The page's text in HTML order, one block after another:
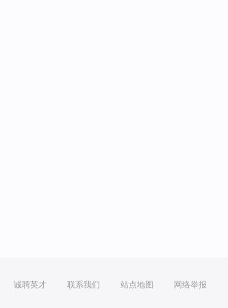
诚聘英才 联系我们 站点地图 网络举报